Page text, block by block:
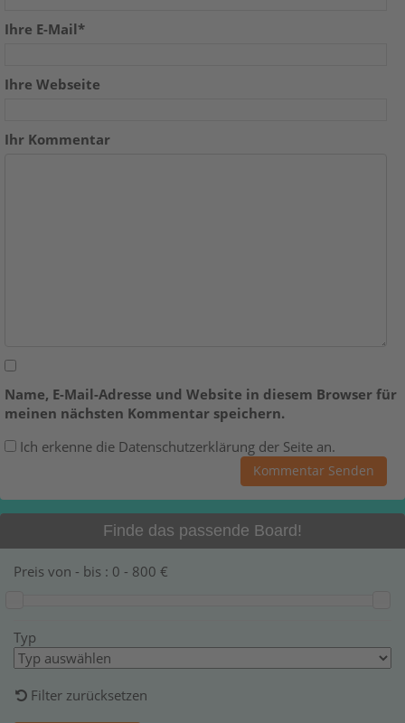
Ihre E-Mail*
Ihre Webseite
Ihr Kommentar
Name, E-Mail-Adresse und Website in diesem Browser für
meinen nächsten Kommentar speichern.
Ich erkenne die Datenschutzerklärung der Seite an.
Finde das passende Board!
Preis von - bis : 0 - 800 €
Typ
Filter zurücksetzen